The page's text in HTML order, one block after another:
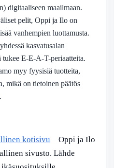
digitaaliseen maailmaan.
pelit, Oppi ja Ilo on
vanhempien luottamusta.
kasvatusalan
tukee E-E-A-T-periaatteita.
myy fyysisiä tuotteita,
mikä on tietoinen päätös
kotisivu – Oppi ja Ilo
sivusto. Lähde